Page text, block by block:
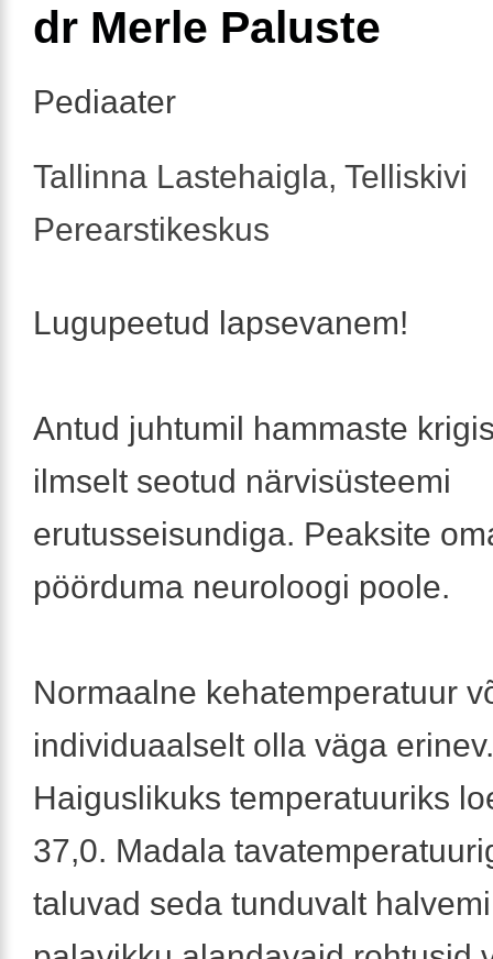
dr Merle Paluste
Pediaater
Tallinna Lastehaigla, Telliskivi
Perearstikeskus
Lugupeetud lapsevanem!
Antud juhtumil hammaste
ilmselt seotud närvisüsteemi
erutusseisundiga. Peaksite
pöörduma neuroloogi poole.
Normaalne kehatemperatuur
individuaalselt olla väga erinev.
Haiguslikuks temperatuuriks
37,0. Madala
taluvad seda tunduvalt